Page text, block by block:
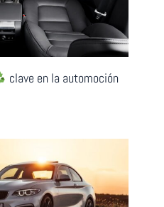
clave en la automoción